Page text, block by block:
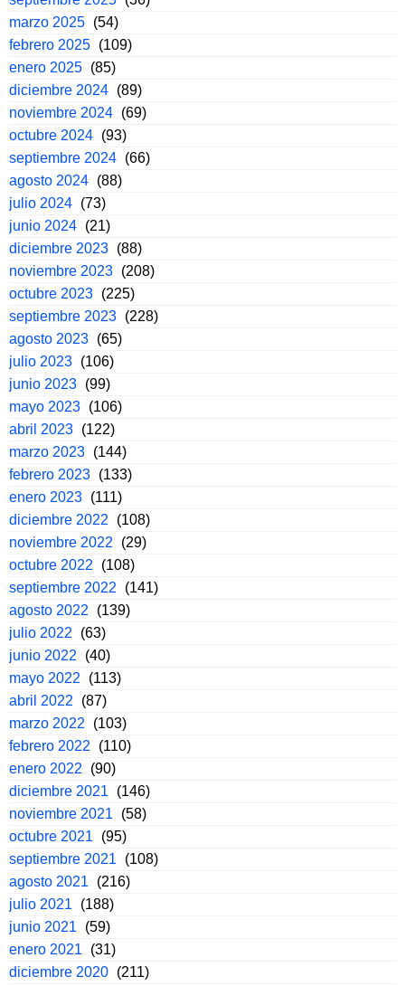
marzo 2025 (54)
febrero 2025 (109)
enero 2025 (85)
diciembre 2024 (89)
noviembre 2024 (69)
octubre 2024 (93)
septiembre 2024 (66)
agosto 2024 (88)
julio 2024 (73)
junio 2024 (21)
diciembre 2023 (88)
noviembre 2023 (208)
octubre 2023 (225)
septiembre 2023 (228)
agosto 2023 (65)
julio 2023 (106)
junio 2023 (99)
mayo 2023 (106)
abril 2023 (122)
marzo 2023 (144)
febrero 2023 (133)
enero 2023 (111)
diciembre 2022
(108)
noviembre 2022
(29)
octubre 2022
(108)
septiembre 2022
(141)
agosto 2022
(139)
julio 2022
(63)
junio 2022
(40)
mayo 2022
(113)
abril 2022
(87)
marzo 2022
(103)
febrero 2022
(110)
enero 2022
(90)
diciembre 2021
(146)
noviembre 2021
(58)
octubre 2021
(95)
septiembre 2021
(108)
agosto 2021
(216)
julio 2021
(188)
junio 2021
(59)
enero 2021
(31)
diciembre 2020 (211)